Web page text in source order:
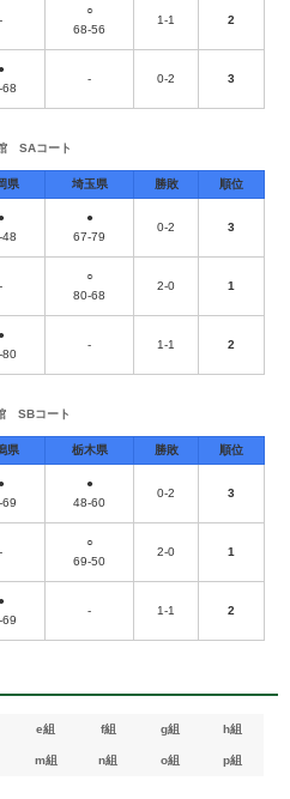
-
○
68-56
1-1 2
●
68
- 0-2 3
SAコート
県 埼玉県 勝敗 順位
●
48
●
67-79
0-2 3
-
○
80-68
2-0 1
●
80
- 1-1 2
SBコート
県 栃木県 勝敗 順位
●
69
●
48-60
0-2 3
-
○
69-50
2-0 1
●
69
- 1-1 2
e組 f組 g組 h組
m組 n組 o組 p組